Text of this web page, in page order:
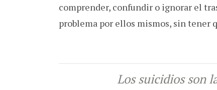
comprender, confundir o ignorar el
problema por ellos mismos, sin tener
Los suicidios son